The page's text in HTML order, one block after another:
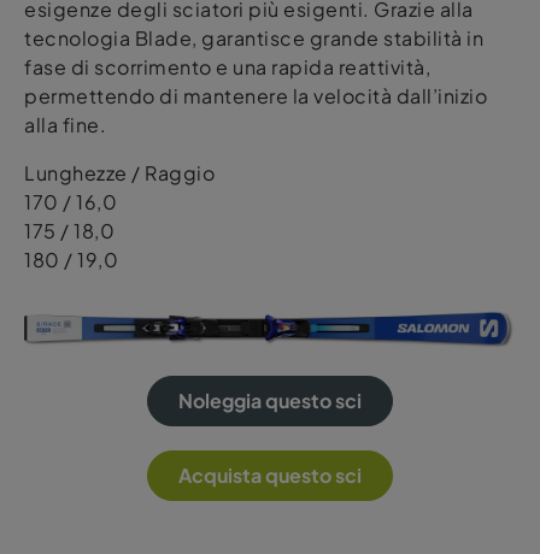
esigenze degli sciatori più esigenti. Grazie alla
tecnologia Blade, garantisce grande stabilità in
fase di scorrimento e una rapida reattività,
permettendo di mantenere la velocità dall’inizio
alla fine.
Lunghezze / Raggio
170 / 16,0
175 / 18,0
180 / 19,0
Noleggia questo sci
Acquista questo sci